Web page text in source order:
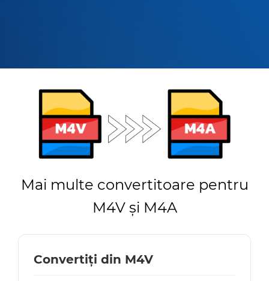
Mai multe convertitoare pentru
M4V și M4A
Convertiți din M4V